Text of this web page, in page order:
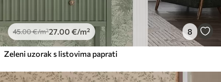
45.00€/m²27.00 €/m² 8
Zeleni uzorak s listovima paprati